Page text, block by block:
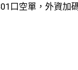
口空單，外資加